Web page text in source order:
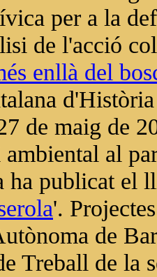
per a la
de l'acció
enllà del
de maig de
al
ha publicat el
'.
de
Treball de la